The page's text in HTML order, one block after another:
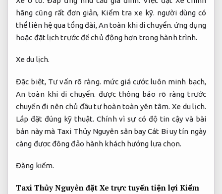
hãng cũng rất đơn giản, Kiểm tra xe kỹ. người dùng có
thể liên hệ qua tổng đài,An toàn khi di chuyển. ứng dụng
hoặc đặt lịch trước để chủ động hơn trong hành trình.
Xe du lịch.
Đặc biệt, Tư vấn rõ ràng. mức giá cước luôn minh bạch,
An toàn khi di chuyển. được thông báo rõ ràng trước
chuyến đi nên chủ đầu tư hoàn toàn yên tâm. Xe du lịch.
Lắp đặt đúng kỹ thuật. Chính vì sự có độ tin cậy và bài
bản này mà Taxi Thủy Nguyên sân bay Cát Bi uy tín ngày
càng được đông đảo hành khách hướng lựa chọn.
Đăng kiểm.
Taxi Thủy Nguyên đặt Xe trực tuyến tiện lợi Kiểm